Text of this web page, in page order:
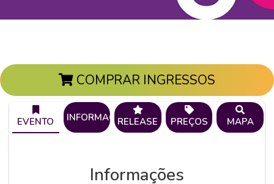
COMPRAR INGRESSOS
EVENTO INFORMAÇÕESRELEASE PREÇOS MAPA
Informações